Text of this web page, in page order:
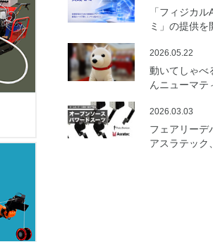
「フィジカ
ミ」の提供を
動いてしゃべ
んニューマテ
ト）」を開発
2026.05.22
フェアリーデ
アスラテック
2026.03.03